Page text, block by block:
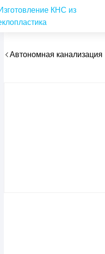
Автономная канализация